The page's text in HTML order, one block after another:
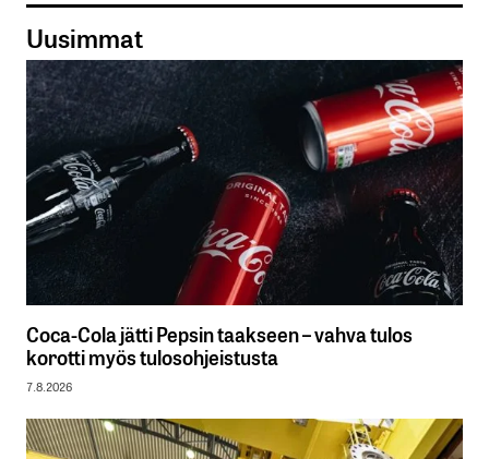
Uusimmat
Coca-Cola jätti Pepsin taakseen – vahva tulos
korotti myös tulosohjeistusta
7.8.2026